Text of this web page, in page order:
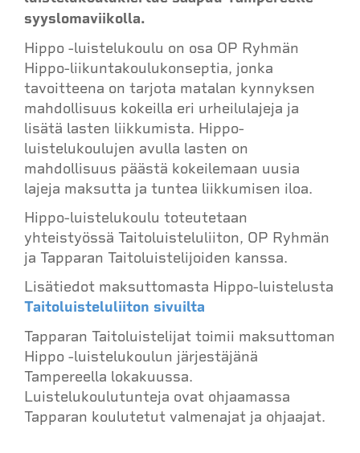
syyslomaviikolla.
Hippo -luistelukoulu on osa OP Ryhmän
Hippo-liikuntakoulukonseptia, jonka
tavoitteena on tarjota matalan kynnyksen
mahdollisuus kokeilla eri urheilulajeja ja
lisätä lasten liikkumista. Hippo-
luistelukoulujen avulla lasten on
mahdollisuus päästä kokeilemaan uusia
lajeja maksutta ja tuntea liikkumisen iloa.
Hippo-luistelukoulu toteutetaan
yhteistyössä Taitoluisteluliiton, OP Ryhmän
ja Tapparan Taitoluistelijoiden kanssa.
Lisätiedot maksuttomasta Hippo-luistelusta
Taitoluisteluliiton sivuilta
Tapparan Taitoluistelijat toimii maksuttoman
Hippo -luistelukoulun järjestäjänä
Tampereella lokakuussa.
Luistelukoulutunteja ovat ohjaamassa
Tapparan koulutetut valmenajat ja ohjaajat.